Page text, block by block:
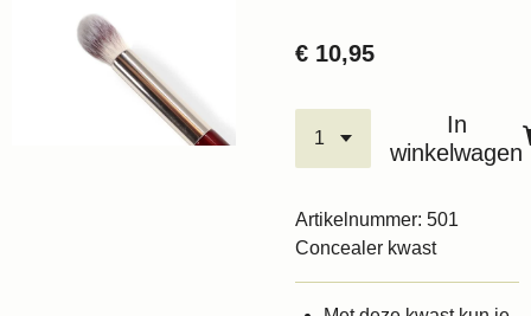
€ 10,95
In
winkelwagen
Artikelnummer: 501
Concealer kwast